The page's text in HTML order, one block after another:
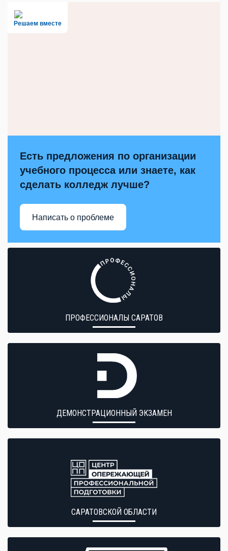
Решаем вместе
Есть предложения по организации
учебного процесса или знаете, как
сделать колледж лучше?
Написать о проблеме
ПРОФЕССИОНАЛЫ САРАТОВ
ДЕМОНСТРАЦИОННЫЙ ЭКЗАМЕН
САРАТОВСКОЙ ОБЛАСТИ